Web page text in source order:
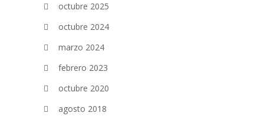
octubre 2025
octubre 2024
marzo 2024
febrero 2023
octubre 2020
agosto 2018